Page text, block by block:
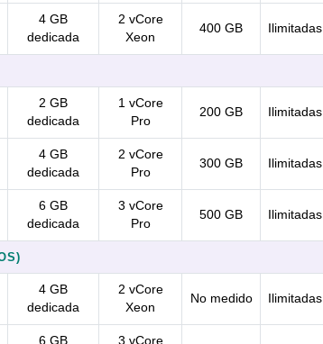
4 GB
dedicada
2 vCore
Xeon
400 GB Ilimitadas
2 GB
dedicada
1 vCore
Pro
200 GB Ilimitadas
4 GB
dedicada
2 vCore
Pro
300 GB Ilimitadas
6 GB
dedicada
3 vCore
Pro
500 GB Ilimitadas
4 GB
dedicada
2 vCore
Xeon
No medido Ilimitadas
6 GB
3 vCore